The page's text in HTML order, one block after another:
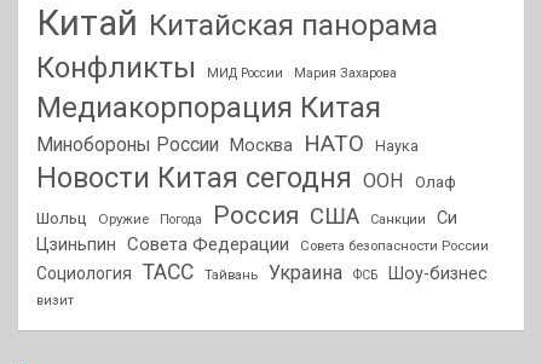
Китай Китайская панорама
Конфликты
МИД России Мария Захарова
Медиакорпорация Китая
Минобороны России Москва НАТО Наука
Новости Китая сегодня ООН
Олаф
Шольц
Оружие Погода Россия США Санкции
Си
Цзиньпин Совета Федерации Совета безопасности России
Социология ТАСС Тайвань Украина ФСБ Шоу-бизнес
визит